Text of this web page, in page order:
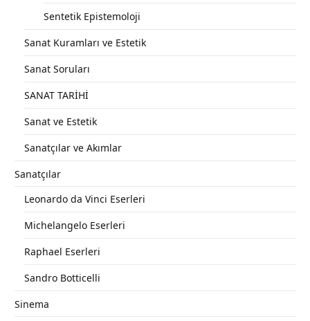
Sentetik Epistemoloji
Sanat Kuramları ve Estetik
Sanat Soruları
SANAT TARİHİ
Sanat ve Estetik
Sanatçılar ve Akımlar
Sanatçılar
Leonardo da Vinci Eserleri
Michelangelo Eserleri
Raphael Eserleri
Sandro Botticelli
Sinema